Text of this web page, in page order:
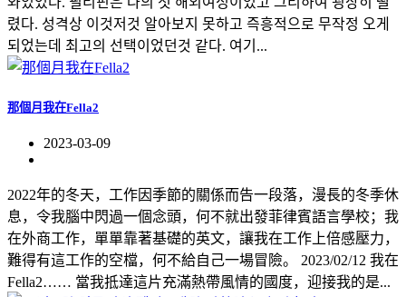
렸다. 성격상 이것저것 알아보지 못하고 즉흥적으로 무작정 오게
되었는데 최고의 선택이었던것 같다. 여기...
那個月我在Fella2
2023-03-09
2022年的冬天，工作因季節的關係而告一段落，漫長的冬季休
息，令我腦中閃過一個念頭，何不就出發菲律賓語言學校；我
在外商工作，單單靠著基礎的英文，讓我在工作上倍感壓力，
難得有這工作的空檔，何不給自己一場冒險。 2023/02/12 我在
Fella2…… 當我抵達這片充滿熱帶風情的國度，迎接我的是...